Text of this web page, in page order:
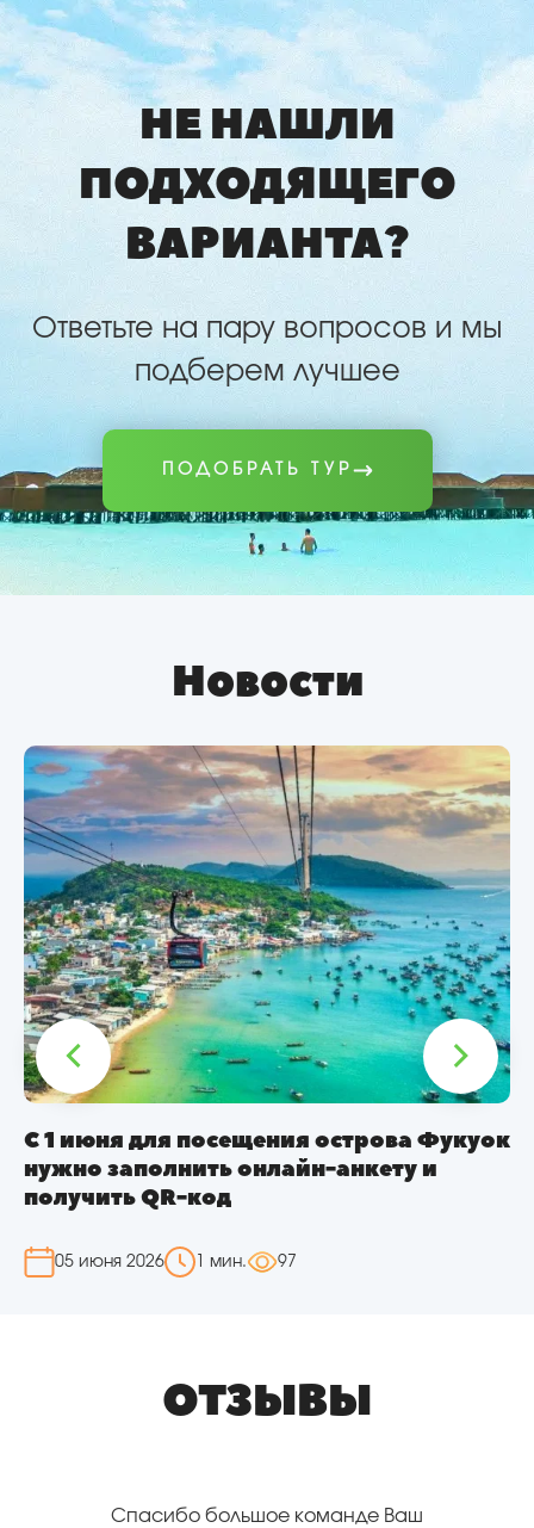
НЕ НАШЛИ
ПОДХОДЯЩЕГО
ВАРИАНТА?
Ответьте на пару вопросов и мы
подберем лучшее
ПОДОБРАТЬ ТУР
Новости
С 27 октября 2026 года Шри-Ланка
вновь в расписании «Белавиа»
ОТЗЫВЫ
Спасибо за прекрасную